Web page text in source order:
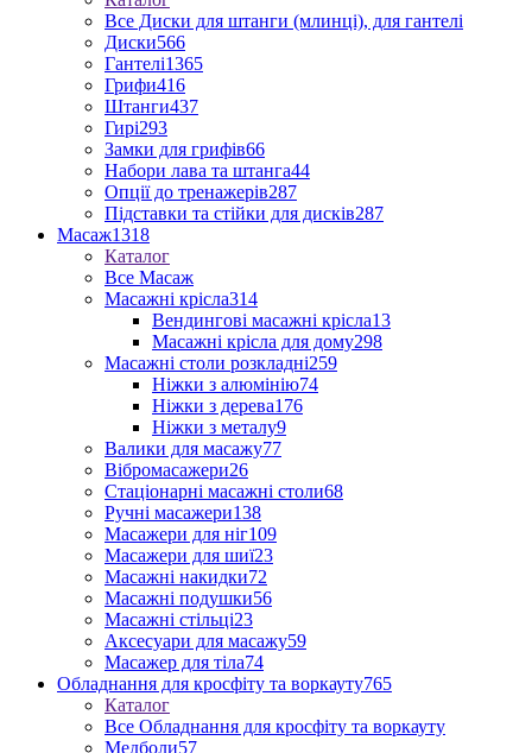
Все Диски для штанги (млинці), для гантелі
Диски566
Гантелі1365
Грифи416
Штанги437
Гирі293
Замки для грифів66
Набори лава та штанга44
Опції до тренажерів287
Підставки та стійки для дисків287
Масаж1318
Каталог
Все Масаж
Масажні крісла314
Вендингові масажні крісла13
Масажні крісла для дому298
Масажні столи розкладні259
Ніжки з алюмінію74
Ніжки з дерева176
Ніжки з металу9
Валики для масажу77
Вібромасажери26
Стаціонарні масажні столи68
Ручні масажери138
Масажери для ніг109
Масажери для шиї23
Масажні накидки72
Масажні подушки56
Масажні стільці23
Аксесуари для масажу59
Масажер для тіла74
Обладнання для кросфіту та воркауту765
Каталог
Все Обладнання для кросфіту та воркауту
Медболи57